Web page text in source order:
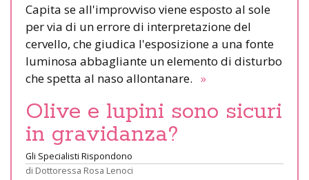
Capita se all'improvviso viene esposto al sole
per via di un errore di interpretazione del
cervello, che giudica l'esposizione a una fonte
luminosa abbagliante un elemento di disturbo
che spetta al naso allontanare. »
Olive e lupini sono sicuri
in gravidanza?
Gli Specialisti Rispondono
di Dottoressa Rosa Lenoci